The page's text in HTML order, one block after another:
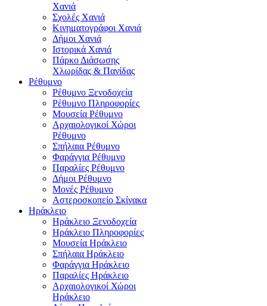
Χανιά
Σχολές Χανιά
Κινηματογράφοι Χανιά
Δήμοι Χανιά
Ιστορικά Χανιά
Πάρκο Διάσωσης
Χλωρίδας & Πανίδας
Ρέθυμνο
Ρέθυμνο Ξενοδοχεία
Ρέθυμνο Πληροφορίες
Μουσεία Ρέθυμνο
Αρχαιολογικοί Χώροι
Ρέθυμνο
Σπήλαια Ρέθυμνο
Φαράγγια Ρέθυμνο
Παραλίες Ρέθυμνο
Δήμοι Ρέθυμνο
Μονές Ρέθυμνο
Αστεροσκοπείο Σκίνακα
Ηράκλειο
Ηράκλειο Ξενοδοχεία
Ηράκλειο Πληροφορίες
Μουσεία Ηράκλειο
Σπήλαια Ηράκλειο
Φαράγγια Ηράκλειο
Παραλίες Ηράκλειο
Αρχαιολογικοί Χώροι
Ηράκλειο